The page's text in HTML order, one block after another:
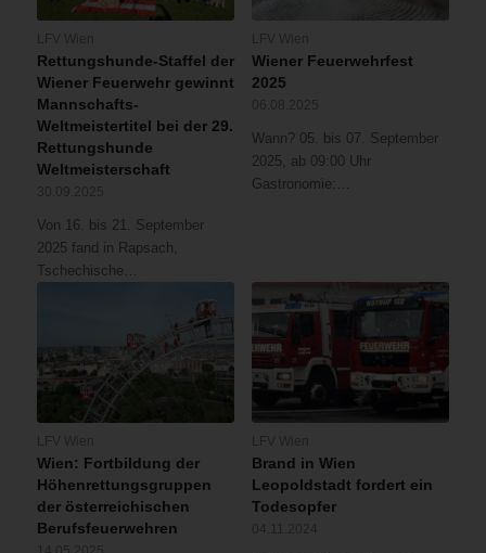
Rettungshunde-Staffel der
Wiener Feuerwehr gewinnt
Mannschafts-
Weltmeistertitel bei der 29.
Rettungshunde
Weltmeisterschaft
Von 16. bis 21. September
2025 fand in Rapsach,
Tschechische…
Wiener Feuerwehrfest
2025
Wann? 05. bis 07. September
2025, ab 09:00 Uhr
Gastronomie:…
Wien: Fortbildung der
Höhenrettungsgruppen
der österreichischen
Berufsfeuerwehren
Brand in Wien
Leopoldstadt fordert ein
Todesopfer